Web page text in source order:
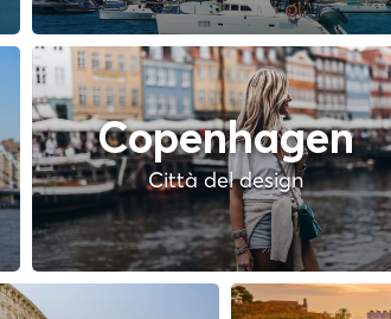
Copenhagen
Città del design